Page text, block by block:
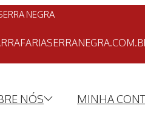
NEGRA
NÓS MINHA